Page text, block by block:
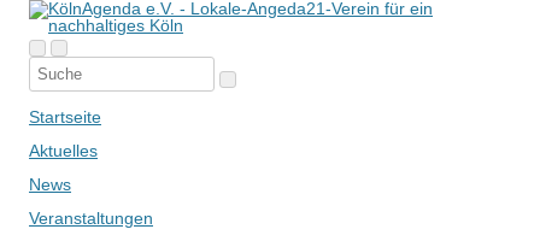
Startseite
Aktuelles
News
Veranstaltungen